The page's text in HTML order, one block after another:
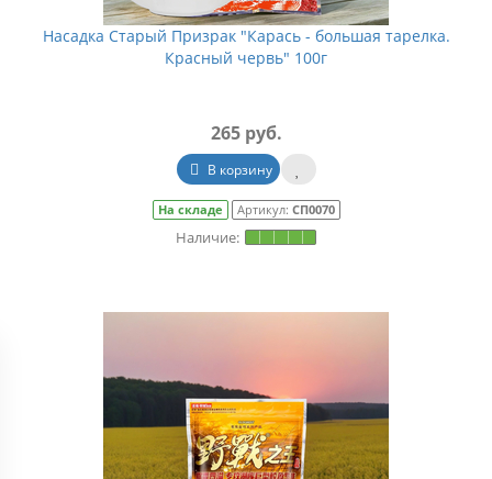
На складе Артикул: СП0079/1
Насадка Старый Призрак "Карась - большая тарелка.
Красный червь" 100г
265 руб.
В корзину
На складе Артикул: СП0070